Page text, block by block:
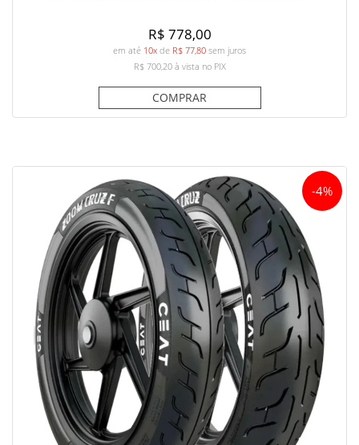
R$ 778,00
em até 10x de R$ 77,80 sem juros
R$ 700,20à vista no PIX
COMPRAR
-4%